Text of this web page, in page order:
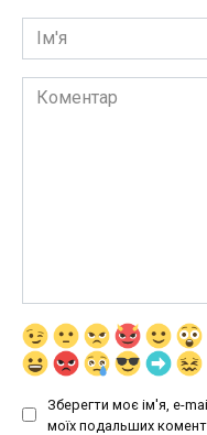
Ім'я
Коментар
Зберегти моє ім'я, e-
моїх подальших